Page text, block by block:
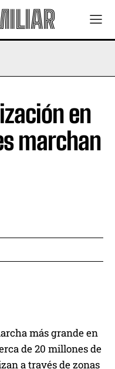
en
marchan
más grande en
de 20 millones de
a través de zonas